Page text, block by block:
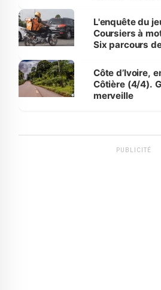
L'enquête du
Coursiers à
Six parcours
Côte d’Ivoire,
Côtière (4/4).
merveille
PUBLICITÉ